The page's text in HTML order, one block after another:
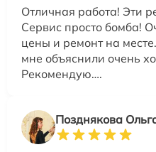
Отличная работа! Эти
Сервис просто бомба!
цены и ремонт на
мне объяснили очень
Рекомендую….
Позднякова